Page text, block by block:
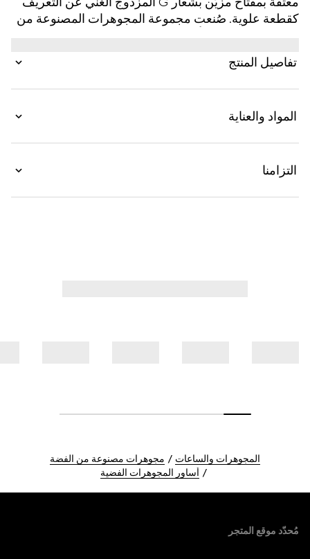
كقطعة علوية. صُنعت مجموعة المجوهرات المصنوعة من
تشكيلة واسعة من القطع الكلاسيكية والمعاصرة.
تفاصيل المنتج
المواد والعناية
التزامنا
المجوهرات والساعات
مجوهرات مصنوعة من الفضة
أساور المجوهرات الفضية
مُحدّد موقع المتجر